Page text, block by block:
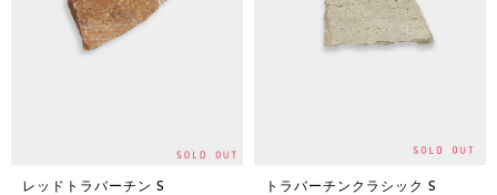
レッドトラバーチン S トラバーチンクラシック S